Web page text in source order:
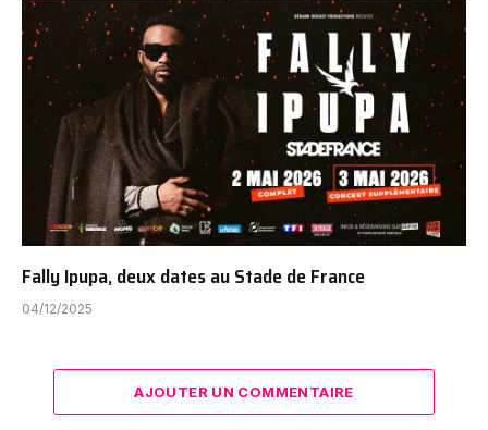
Fally Ipupa, deux dates au Stade de France
04/12/2025
AJOUTER UN COMMENTAIRE